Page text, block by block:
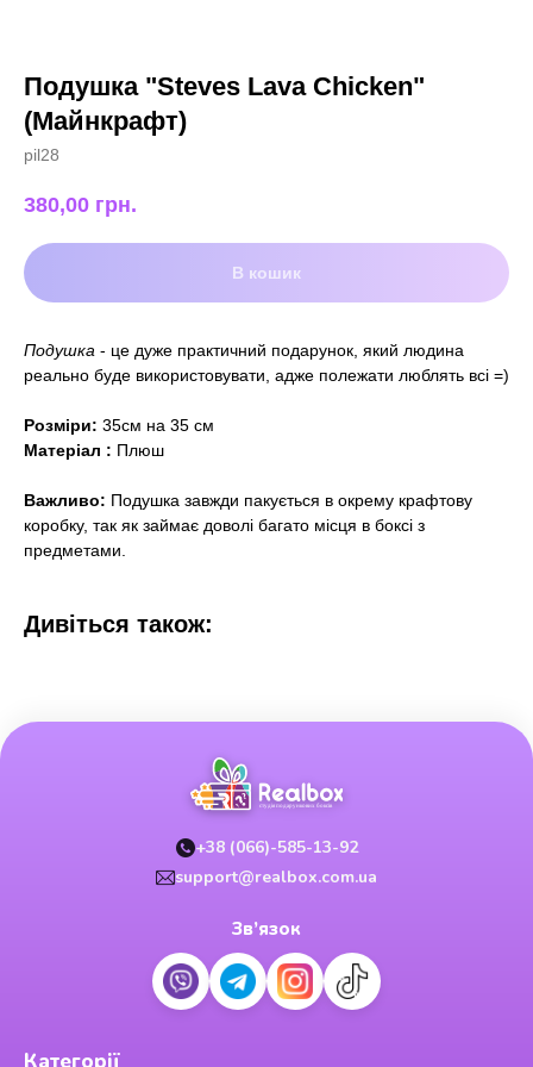
Подушка "Steves Lava Chicken"
(Майнкрафт)
pil28
380,00 грн.
В кошик
Подушка - це дуже практичний подарунок, який людина
реально буде використовувати, адже полежати люблять всі =)
Розміри: 35см на 35 см
Матеріал : Плюш
Важливо: Подушка завжди пакується в окрему крафтову
коробку, так як займає доволі багато місця в боксі з
предметами.
Дивіться також:
+38 (066)-585-13-92
support@realbox.com.ua
Зв’язок